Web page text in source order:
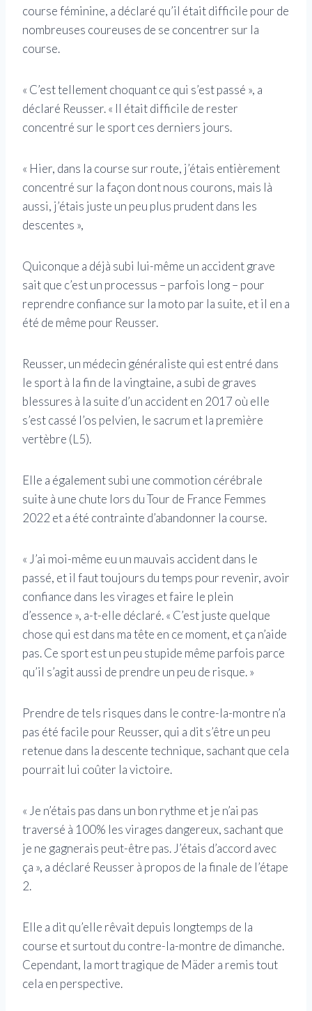
course féminine, a déclaré qu’il était difficile pour de
nombreuses coureuses de se concentrer sur la
course.
« C’est tellement choquant ce qui s’est passé », a
déclaré Reusser. « Il était difficile de rester
concentré sur le sport ces derniers jours.
« Hier, dans la course sur route, j’étais entièrement
concentré sur la façon dont nous courons, mais là
aussi, j’étais juste un peu plus prudent dans les
descentes »,
Quiconque a déjà subi lui-même un accident grave
sait que c’est un processus – parfois long – pour
reprendre confiance sur la moto par la suite, et il en a
été de même pour Reusser.
Reusser, un médecin généraliste qui est entré dans
le sport à la fin de la vingtaine, a subi de graves
blessures à la suite d’un accident en 2017 où elle
s’est cassé l’os pelvien, le sacrum et la première
vertèbre (L5).
Elle a également subi une commotion cérébrale
suite à une chute lors du Tour de France Femmes
2022 et a été contrainte d’abandonner la course.
« J’ai moi-même eu un mauvais accident dans le
passé, et il faut toujours du temps pour revenir, avoir
confiance dans les virages et faire le plein
d’essence », a-t-elle déclaré. « C’est juste quelque
chose qui est dans ma tête en ce moment, et ça n’aide
pas. Ce sport est un peu stupide même parfois parce
qu’il s’agit aussi de prendre un peu de risque. »
Prendre de tels risques dans le contre-la-montre n’a
pas été facile pour Reusser, qui a dit s’être un peu
retenue dans la descente technique, sachant que cela
pourrait lui coûter la victoire.
« Je n’étais pas dans un bon rythme et je n’ai pas
traversé à 100% les virages dangereux, sachant que
je ne gagnerais peut-être pas. J’étais d’accord avec
ça », a déclaré Reusser à propos de la finale de l’étape
2.
Elle a dit qu’elle rêvait depuis longtemps de la
course et surtout du contre-la-montre de dimanche.
Cependant, la mort tragique de Mäder a remis tout
cela en perspective.